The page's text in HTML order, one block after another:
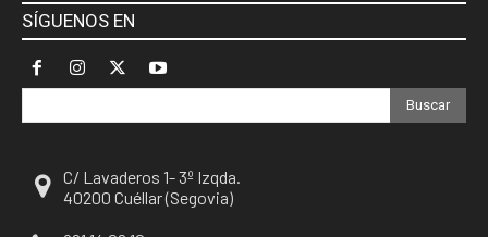
SÍGUENOS EN
Buscar
C/ Lavaderos 1- 3º Izqda.
40200 Cuéllar (Segovia)